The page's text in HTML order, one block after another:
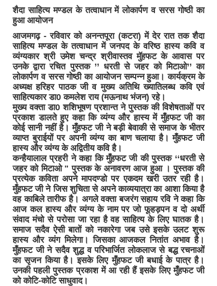
शैदा साहित्य मण्डल के तत्वाधान में लोकार्पण व सरस गोष्ठी का
हुआ आयोजन
आजमगढ़ - रविवार को अनन्तपूरा (कटरा) में देर रात तक शैदा
साहित्य मण्डल के तत्वाधान में जनपद के वरिष्ठ हास्य कवि व
व्यंग्यकार श्री उमेश चन्द्र श्रीवास्तव मुॅहफट के आवास पर
उनके द्वारा रचित पुस्तक ’’ धरती से जहर को मिटाओ’’ का
लोकार्पण व सरस गोष्ठी का आयोजन सम्पन्न हुआ। कार्यक्रम के
अध्यक्ष हरिहर पाठक जी व मुख्य अतिथि ख्यातिलब्ध कवि एवं
साहित्यकार डा0 कमलेश राय (मऊनाथ भंजन) रहे।
मुख्य वक्ता डा0 शशिभूषण प्रशान्त ने पुस्तक की विशेषताओं पर
प्रकाश डालते हुए कहा कि व्यंग्य और हास्य में मुँहफट जी का
कोई सानी नहीं है। मुँहफट जी ने बड़ी बेवाकी से समाज के भीतर
व्याप्त बुराईयों पर अपनी व्यंग्य का बाण चलाया है। मुँहफट जी
हास्य और व्यंग्य के अद्वितीय कवि है।
कन्हैयालाल प्रहरी ने कहा कि मुँहफट जी की पुस्तक ‘‘धरती से
जहर को मिटाओ " पुस्तक के अनावरण आज हुआ । पुस्तक की
प्रत्येक कविता अपने मापदण्डो पर एकदम खरी उतर रही है।
मुँहफट जी ने जिस शुचिता से अपने काव्ययात्रा का आशा किया है
वह काबिले तारीफ है। अगले वक्ता बजरंग सहाय रवि ने कहा कि
आज कल हास्य और व्यंग्य के नाम पर जो फूहड़पन व दो अर्थी
संवाद मंचो से परोसा जा रहा है वह साहित्य के लिए घातक है।
समाज सदैव ऐसी बातों को नकारेगा जब उसे इसके उलट शुरू
हास्य और व्यंग मिलेगा। जिसका आजकल नितांत अभाव है।
मुँहफट जी ने सदैव शुद्ध व परिभार्जित लोकलाज से बद्ध रचनाओं
का सृजन किया है। इसके लिए मुँहफट जी बधाई के पात्र है।
उनकी पहली पुस्तक प्रकाश में आ रही हैं इसके लिए मुँहफट जी
को कोटि-कोटि साधुवाद।